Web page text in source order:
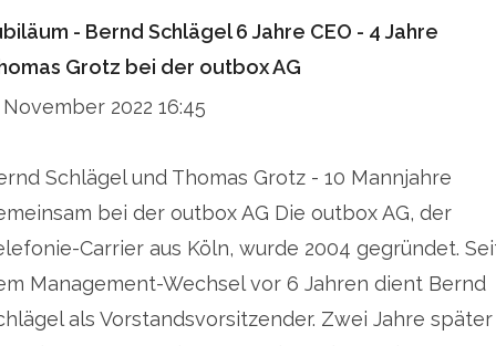
- Bernd Schlägel 6 Jahre CEO - 4 Jahre
Grotz bei der outbox AG
November 2022 16:45
Schlägel und Thomas Grotz - 10 Mannjahre
bei der outbox AG Die outbox AG, der
Carrier aus Köln, wurde 2004 gegründet.
Management-Wechsel vor 6 Jahren dient Bernd
als Vorstandsvorsitzender. Zwei Jahre später